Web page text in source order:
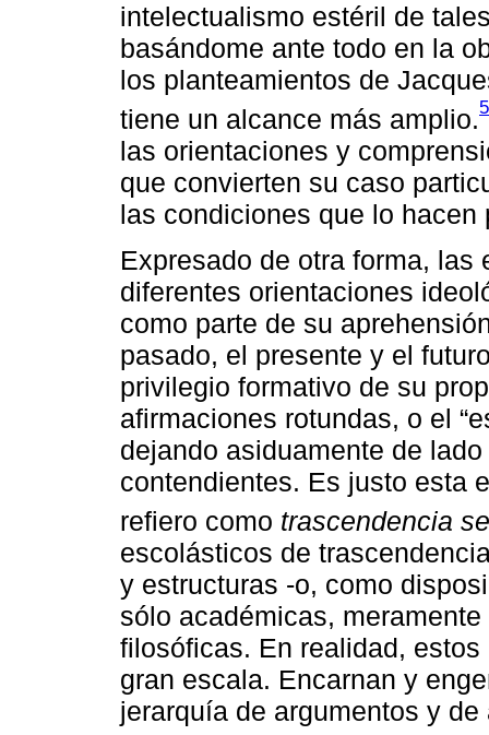
intelectualismo estéril de
basándome ante todo en la
los planteamientos de
tiene un alcance más amplio.5
las orientaciones y
que convierten su caso
las condiciones que lo hacen
Expresado de otra forma,
diferentes orientaciones
como parte de su
pasado, el presente y el
privilegio formativo de su
afirmaciones rotundas, o el
dejando asiduamente de
contendientes. Es justo esta
refiero como trascendencia
escolásticos de
y estructuras -o, como
sólo académicas,
filosóficas. En realidad,
gran escala. Encarnan y
jerarquía de argumentos y